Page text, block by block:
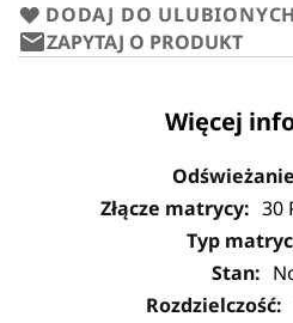
DODAJ DO ULUBIONYCH
ZAPYTAJ O PRODUKT
Więcej
30